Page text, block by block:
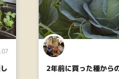
2年前に買った種から